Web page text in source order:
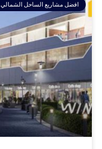
افضل مشاريع الساحل الشمالي